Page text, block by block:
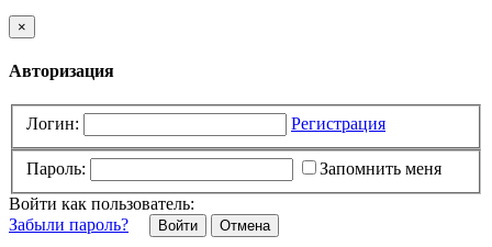
×
Авторизация
Логин: Регистрация
Пароль:
Запомнить меня
Войти как пользователь:
Забыли пароль?
Отмена